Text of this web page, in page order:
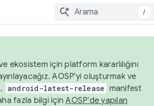
/
ekosistem için platform kararlılığını
AOSP'yi oluşturmak ve
android-latest-release manifest
fazla bilgi içinAOSP'de yapılan